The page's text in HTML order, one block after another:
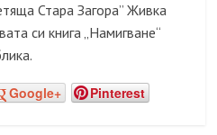
Стара Загора” Живка
си книга „Намигване“
Google+ Pinterest